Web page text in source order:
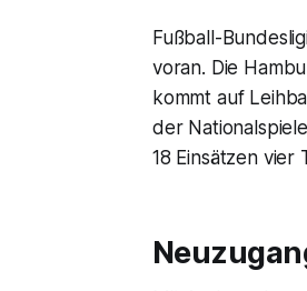
Fußball-
voran. Die
kommt auf
der
18 Einsätzen